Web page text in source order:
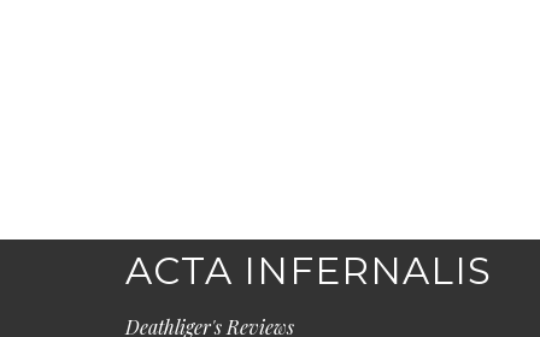
ACTA INFERNALIS
Deathliger's Reviews